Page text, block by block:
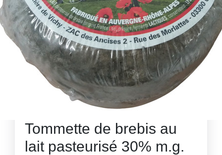
Tommette de brebis au
lait pasteurisé 30% m.g.